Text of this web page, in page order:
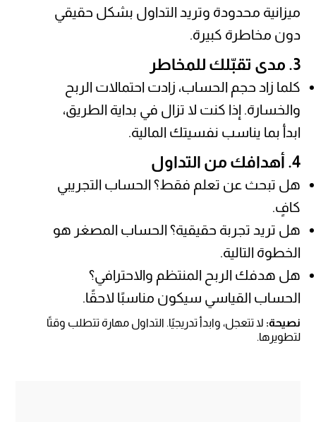
ميزانية محدودة وتريد التداول بشكل حقيقي
دون مخاطرة كبيرة.
3. مدى تقبّلك للمخاطر
كلما زاد حجم الحساب، زادت احتمالات الربح
والخسارة. إذا كنت لا تزال في بداية الطريق،
ابدأ بما يناسب نفسيتك المالية.
4. أهدافك من التداول
هل تبحث عن تعلم فقط؟ الحساب التجريبي
كافٍ.
هل تريد تجربة حقيقية؟ الحساب المصغر هو
الخطوة التالية.
هل هدفك الربح المنتظم والاحترافي؟
الحساب القياسي سيكون مناسبًا لاحقًا.
نصيحة: لا تتعجل، وابدأ تدريجيًا. التداول مهارة تتطلب وقتًا
لتطويرها.